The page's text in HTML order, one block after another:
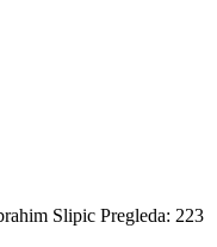
Slipic Pregleda: 223